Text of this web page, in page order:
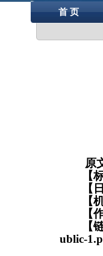
首 页
原
【
【
【
【
【
ublic-